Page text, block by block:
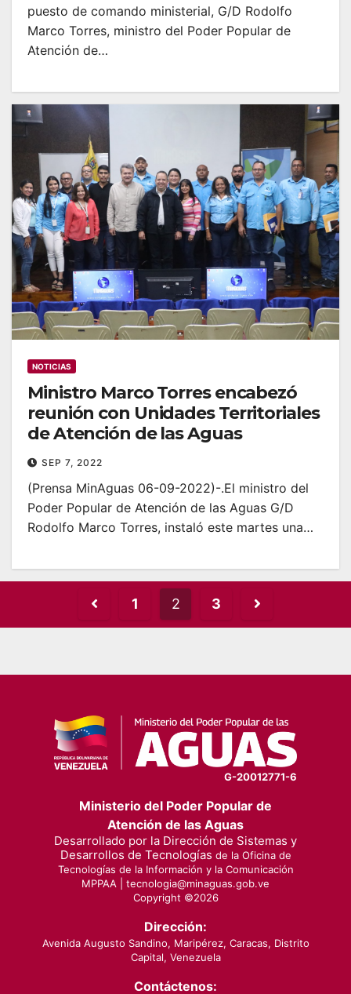
puesto de comando ministerial, G/D Rodolfo
Marco Torres, ministro del Poder Popular de
Atención de…
NOTICIAS
Ministro Marco Torres encabezó
reunión con Unidades Territoriales
de Atención de las Aguas
SEP 7, 2022
(Prensa MinAguas 06-09-2022)-.El ministro del
Poder Popular de Atención de las Aguas G/D
Rodolfo Marco Torres, instaló este martes una…
pagination
1 2 3
G-20012771-6
Ministerio del Poder Popular de
Atención de las Aguas
Desarrollado por la Dirección de Sistemas y
Desarrollos de Tecnologías de la Oficina de
Tecnologías de la Información y la Comunicación
MPPAA | tecnologia@minaguas.gob.ve
Copyright ©2026
Dirección:
Avenida Augusto Sandino, Maripérez, Caracas, Distrito
Capital, Venezuela
Contáctenos: